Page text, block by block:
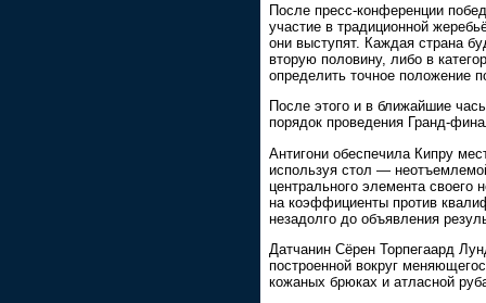
После пресс-конференции
участие в традиционной
они выступят. Каждая страна
вторую половину, либо в
определить точное положение
После этого и в ближайшие
порядок проведения Гранд-
Антигони обеспечила Кипру
используя стол —
центрального элемента
на коэффициенты против
незадолго до объявления
Датчанин Сёрен Торпегаард
построенной вокруг
кожаных брюках и атласной